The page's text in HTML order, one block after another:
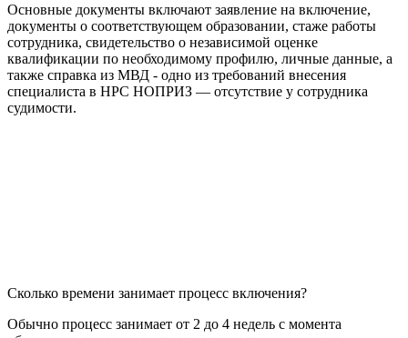
Основные документы включают заявление на включение,
документы о соответствующем образовании, стаже работы
сотрудника, свидетельство о независимой оценке
квалификации по необходимому профилю, личные данные, а
также справка из МВД - одно из требований внесения
специалиста в НРС НОПРИЗ — отсутствие у сотрудника
судимости.
Сколько времени занимает процесс включения?
Обычно процесс занимает от 2 до 4 недель с момента